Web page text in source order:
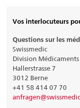
Vos interlocuteurs
Questions sur les
Swissmedic
Division
Hallerstrasse 7
3012 Berne
+41 58 414 07 70